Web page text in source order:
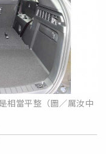
相當平整（圖／厲汝中